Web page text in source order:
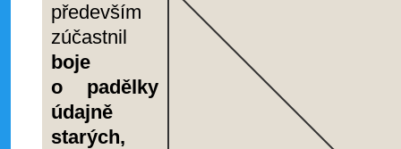
především
zúčastnil
boje
o padělky
údajně
starých,